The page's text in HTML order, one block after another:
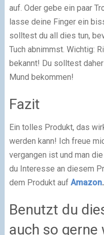
auf. Oder gebe ein paar
lasse deine Finger ein
solltest du all dies tun,
Tuch abnimmst. Wichtig:
bekannt! Du solltest
Mund bekommen!
Fazit
Ein tolles Produkt, das
werden kann! Ich freue
vergangen ist und man
du Interesse an diesem
dem Produkt auf Amazon.
Benutzt du
auch so gerne